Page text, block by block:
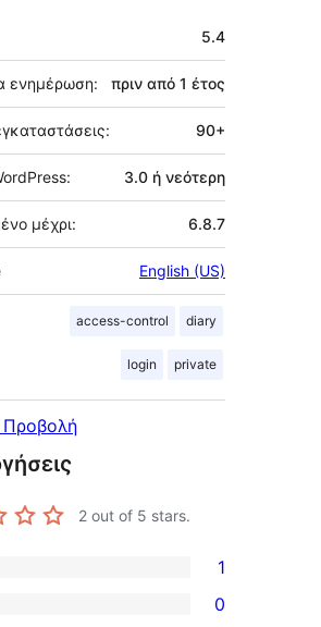
5.4
ενημέρωση: πριν από 1 έτος
90+
3.0 ή νεότερη
μέχρι: 6.8.7
English (US)
access-control diary
login private
Προβολή
2 out of 5 stars.
1
0